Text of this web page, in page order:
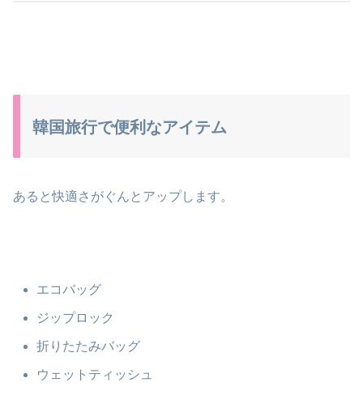
韓国旅行で便利なアイテム
あると快適さがぐんとアップします。
エコバッグ
ジップロック
折りたたみバッグ
ウェットティッシュ